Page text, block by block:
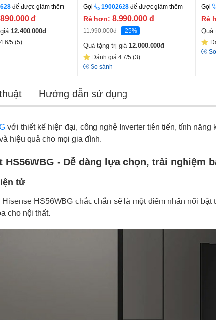
để được giảm thêm
đ
12.400.000đ
5 (5)
Gọi
19002628 để được giảm thêm
Rẻ hơn: 8.990.000 đ
11.990.000đ -25%
Quà tặng trị giá 12.000.000đ
Đánh giá 4.7/5 (3)
So sánh
Gọi
Rẻ
Quà
Hướng dẫn sử dụng
với thiết kế hiện đại, công nghệ Inverter tiên tiến, tính
hiệu quả cho mọi gia đình.
HS56WBG - Dễ dàng lựa chọn, trải nghiệm
tử
HS56WBG chắc chắn sẽ là một điểm nhấn nổi
cho nội thất.